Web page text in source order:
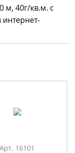
м, 40г/кв.м. с
интернет-
Арт. 16101